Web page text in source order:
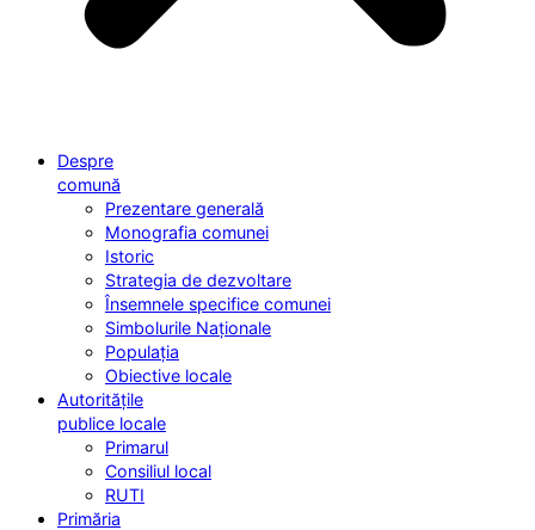
Despre
comună
Prezentare generală
Monografia comunei
Istoric
Strategia de dezvoltare
Însemnele specifice comunei
Simbolurile Naționale
Populația
Obiective locale
Autoritățile
publice locale
Primarul
Consiliul local
RUTI
Primăria